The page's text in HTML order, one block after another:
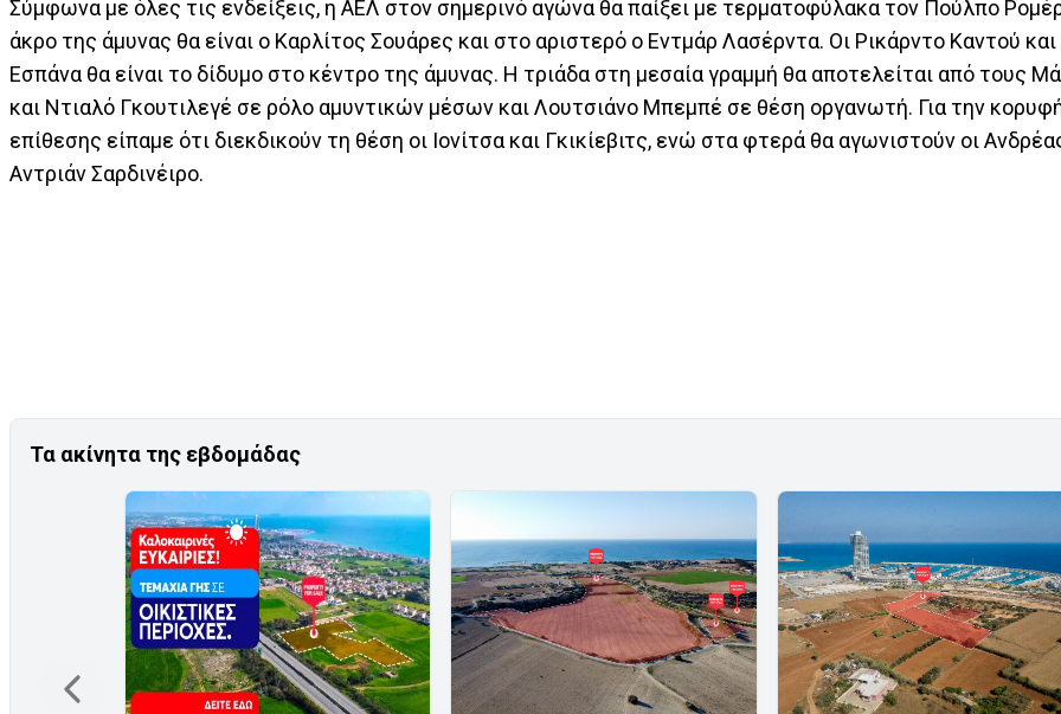
Σύμφωνα με όλες τις ενδείξεις, η ΑΕΛ στον σημερινό αγώνα θα παίξει με τερματοφύλακα τον Πούλπο
άκρο της άμυνας θα είναι ο Καρλίτος Σουάρες και στο αριστερό ο Εντμάρ Λασέρντα. Οι Ρικάρντο Καντού και
Εσπάνα θα είναι το δίδυμο στο κέντρο της άμυνας. Η τριάδα στη μεσαία γραμμή θα αποτελείται από τους
και Ντιαλό Γκουτιλεγέ σε ρόλο αμυντικών μέσων και Λουτσιάνο Μπεμπέ σε θέση οργανωτή. Για την
επίθεσης είπαμε ότι διεκδικούν τη θέση οι Ιονίτσα και Γκικίεβιτς, ενώ στα φτερά θα αγωνιστούν οι
Αντριάν Σαρδινέιρο.
Τα ακίνητα της εβδομάδας